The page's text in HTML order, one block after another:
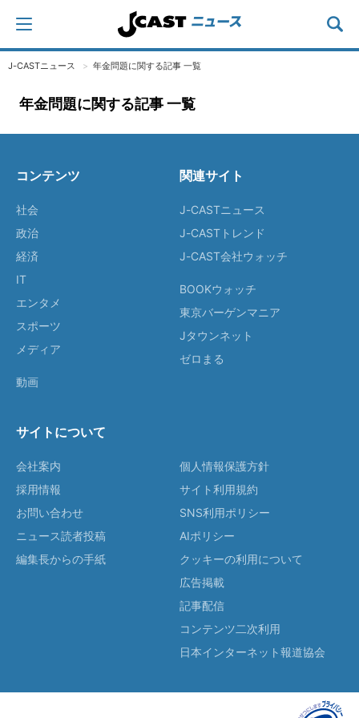
J-CASTニュース 年金問題に関する記事 一覧
年金問題に関する記事 一覧
コンテンツ
社会
政治
経済
IT
エンタメ
スポーツ
メディア
動画
関連サイト
J-CASTニュース
J-CASTトレンド
J-CAST会社ウォッチ
BOOKウォッチ
東京バーゲンマニア
Jタウンネット
ゼロまる
サイトについて
会社案内
採用情報
お問い合わせ
ニュース読者投稿
編集長からの手紙
個人情報保護方針
サイト利用規約
SNS利用ポリシー
AIポリシー
クッキーの利用について
広告掲載
記事配信
コンテンツ二次利用
日本インターネット報道協会